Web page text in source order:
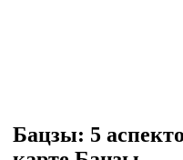
Бацзы: 5